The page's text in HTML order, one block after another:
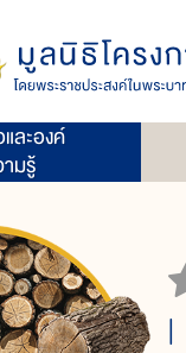
ละองค์
มรู้